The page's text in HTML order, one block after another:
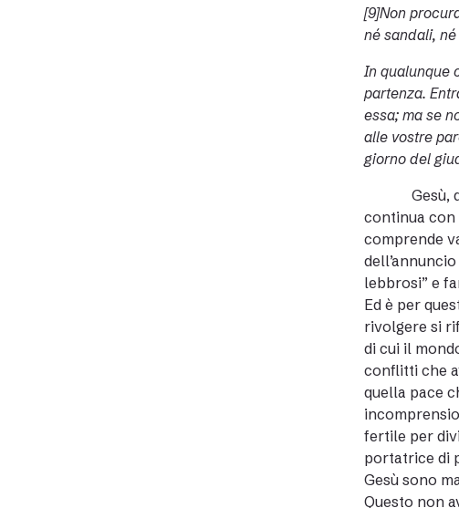
[9]Non
né sandali,
In qualunque
partenza.
essa; ma se
alle vostre
giorno del
Gesù,
continua con
comprende
lebbrosi” e
Ed è per
rivolgere si
di cui il
conflitti che
quella pace
fertile per
portatrice di
Gesù sono
Questo non